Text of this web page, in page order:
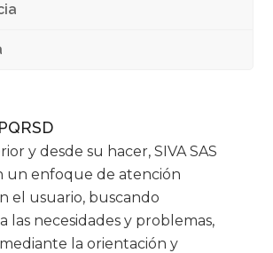
y desde su hacer, SIVA SAS
un enfoque de atención
el usuario, buscando
las necesidades y problemas,
la orientación y